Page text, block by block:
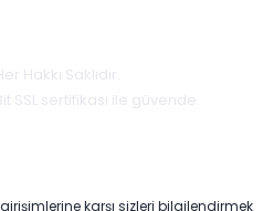
Hakkı Saklıdır.
SSL sertifikası ile güvende.
karşı sizleri bilgilendirmek